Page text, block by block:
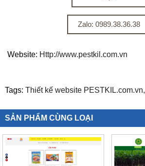
Zalo: 0989.38.36.38
Website: Http://www.pestkil.com.vn
Tags: Thiết kế website PESTKIL.com.vn,
SẢN PHẨM CÙNG LOẠI